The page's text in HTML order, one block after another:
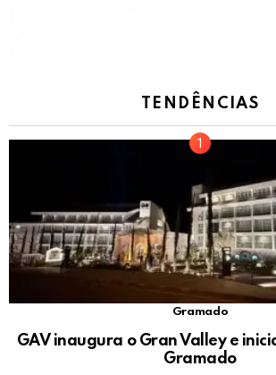
TENDÊNCIAS
Gramado
GAV inaugura o Gran Valley e
Gramado